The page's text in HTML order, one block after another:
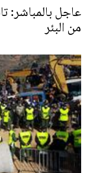
عاجل بالمباشر:
من البئر